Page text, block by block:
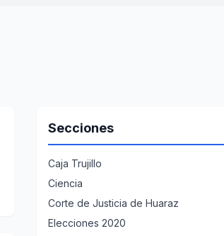
Secciones
Caja Trujillo
Ciencia
Corte de Justicia de Huaraz
Elecciones 2020